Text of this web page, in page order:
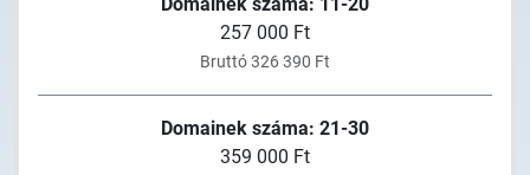
Domainek száma: 11-20
257 000 Ft
Bruttó 326 390 Ft
Domainek száma: 21-30
359 000 Ft